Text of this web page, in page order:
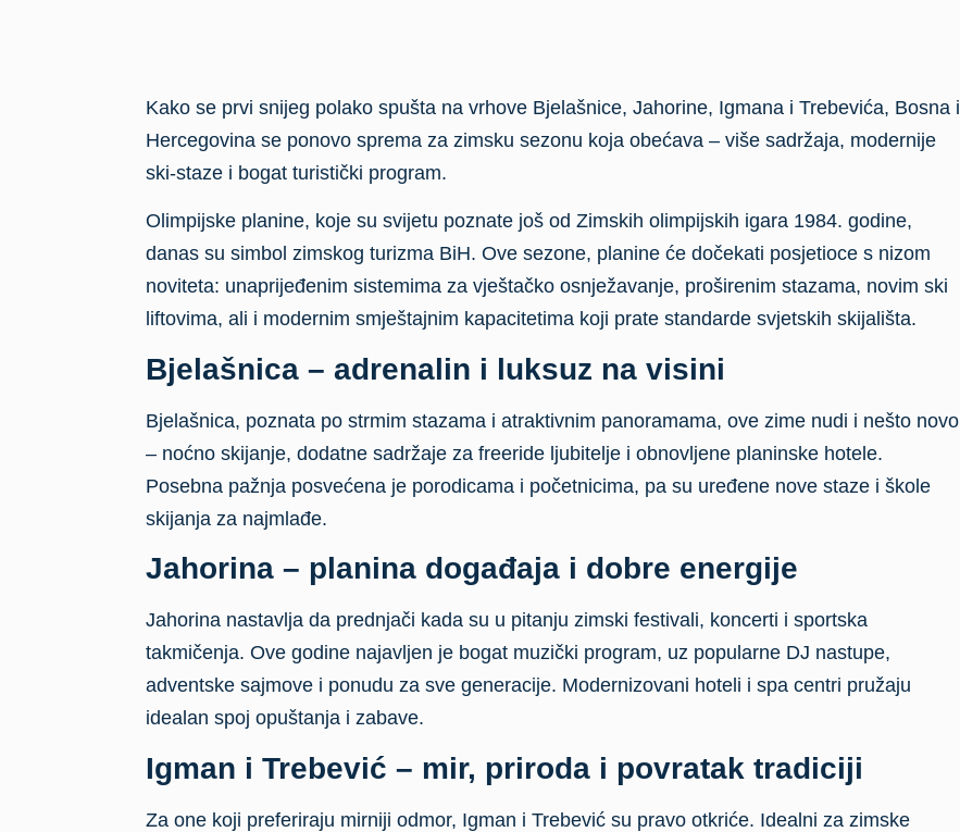
Kako se prvi snijeg polako spušta na vrhove Bjelašnice, Jahorine, Igmana i Trebevića, Bosna i
Hercegovina se ponovo sprema za zimsku sezonu koja obećava – više sadržaja, modernije
ski-staze i bogat turistički program.
Olimpijske planine, koje su svijetu poznate još od Zimskih olimpijskih igara 1984. godine,
danas su simbol zimskog turizma BiH. Ove sezone, planine će dočekati posjetioce s nizom
noviteta: unaprijeđenim sistemima za vještačko osnježavanje, proširenim stazama, novim ski
liftovima, ali i modernim smještajnim kapacitetima koji prate standarde svjetskih skijališta.
Bjelašnica – adrenalin i luksuz na visini
Bjelašnica, poznata po strmim stazama i atraktivnim panoramama, ove zime nudi i nešto novo
– noćno skijanje, dodatne sadržaje za freeride ljubitelje i obnovljene planinske hotele.
Posebna pažnja posvećena je porodicama i početnicima, pa su uređene nove staze i škole
skijanja za najmlađe.
Jahorina – planina događaja i dobre energije
Jahorina nastavlja da prednjači kada su u pitanju zimski festivali, koncerti i sportska
takmičenja. Ove godine najavljen je bogat muzički program, uz popularne DJ nastupe,
adventske sajmove i ponudu za sve generacije. Modernizovani hoteli i spa centri pružaju
idealan spoj opuštanja i zabave.
Igman i Trebević – mir, priroda i povratak tradiciji
Za one koji preferiraju mirniji odmor, Igman i Trebević su pravo otkriće. Idealni za zimske